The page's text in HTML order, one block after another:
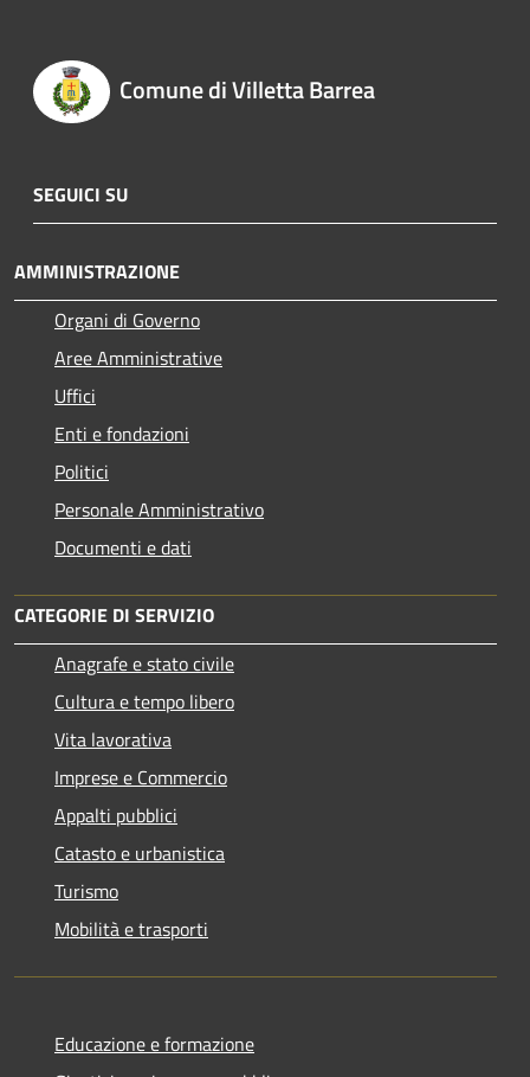
Comune di Villetta Barrea
SEGUICI SU
AMMINISTRAZIONE
Organi di Governo
Aree Amministrative
Uffici
Enti e fondazioni
Politici
Personale Amministrativo
Documenti e dati
CATEGORIE DI SERVIZIO
Anagrafe e stato civile
Cultura e tempo libero
Vita lavorativa
Imprese e Commercio
Appalti pubblici
Catasto e urbanistica
Turismo
Mobilità e trasporti
Educazione e formazione